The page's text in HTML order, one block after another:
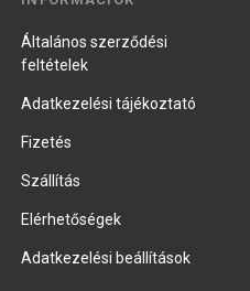
Általános szerződési
feltételek
Adatkezelési tájékoztató
Fizetés
Szállítás
Elérhetőségek
Adatkezelési beállítások